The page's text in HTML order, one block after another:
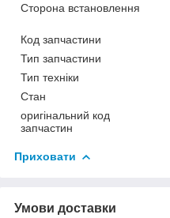
Сторона встановлення
Код запчастини
Тип запчастини
Тип техніки
Стан
оригінальний код
запчастин
Приховати
Умови доставки